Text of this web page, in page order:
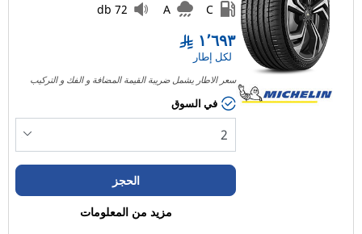
C
A
72 db
١٬٦٩٣
لكل إطار
سعر الاطار يشمل ضريبة القيمة المضافة و الفك و التركيب
في السوق
الحجز
مزيد من المعلومات